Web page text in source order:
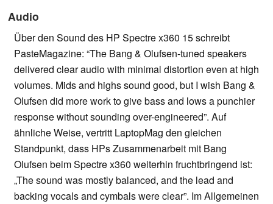
Audio
Über den Sound des HP Spectre x360 15 schreibt
PasteMagazine: “The Bang & Olufsen-tuned speakers
delivered clear audio with minimal distortion even at high
volumes. Mids and highs sound good, but I wish Bang &
Olufsen did more work to give bass and lows a punchier
response without sounding over-engineered”. Auf
ähnliche Weise, vertritt LaptopMag den gleichen
Standpunkt, dass HPs Zusammenarbeit mit Bang
Olufsen beim Spectre x360 weiterhin fruchtbringend ist:
„The sound was mostly balanced, and the lead and
backing vocals and cymbals were clear”. Im Allgemeinen